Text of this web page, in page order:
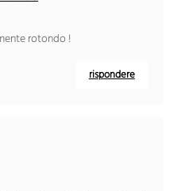
rotondo !
rispondere